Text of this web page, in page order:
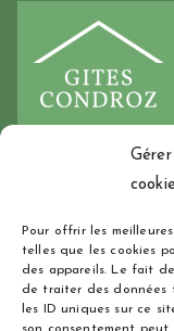
Pour offrir les
telles que les cookies
des appareils. Le fait
de traiter des données
les ID uniques sur ce
info@gitescondroz.be
Le Moulin de Flavion